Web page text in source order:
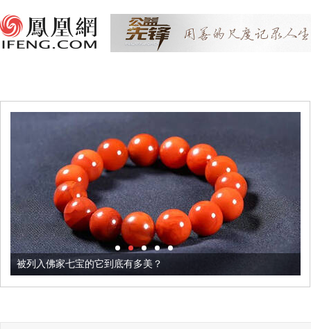
被列入佛家七宝的它到底有多美？